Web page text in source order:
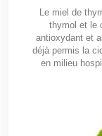
Le miel de
thymol et le
antioxydant et
déjà permis la
en milieu